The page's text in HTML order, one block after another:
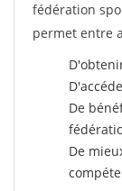
fédération
permet entre
De
De